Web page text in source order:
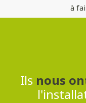
à
Ils nous